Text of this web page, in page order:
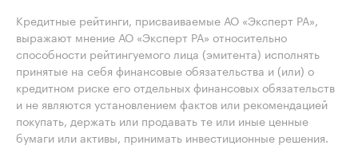
Кредитные рейтинги, присваиваемые АО «Эксперт РА»,
выражают мнение АО «Эксперт РА» относительно
способности рейтингуемого лица (эмитента) исполнять
принятые на себя финансовые обязательства и (или) о
кредитном риске его отдельных финансовых обязательств
и не являются установлением фактов или рекомендацией
покупать, держать или продавать те или иные ценные
бумаги или активы, принимать инвестиционные решения.